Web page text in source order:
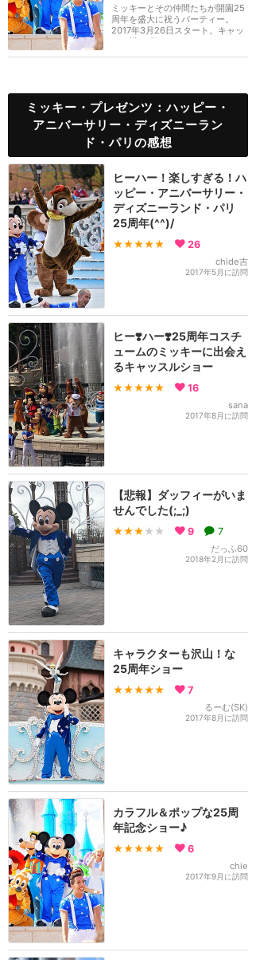
ミッキーとその仲間たちが開園25
周年を盛大に祝うパーティー。
2017年3月26日スタート。キャッ
スル横の「Royal Cast...
ミッキー・プレゼンツ：ハッピー・
アニバーサリー・ディズニーラン
ド・パリの感想
ヒーハー！楽しすぎる！ハ
ッピー・アニバーサリー・
ディズニーランド・パリ
25周年(^^)/
★★★★★ 26
chide吉
2017年5月に訪問
ヒー❣️ハー❣️25周年コスチ
ュームのミッキーに出会え
るキャッスルショー
★★★★★ 16
sana
2017年8月に訪問
【悲報】ダッフィーがいま
せんでした(;_;)
★★★ ★★ 9 7
だっふ60
2018年2月に訪問
キャラクターも沢山！な
25周年ショー
★★★★★ 7
るーむ(SK)
2017年8月に訪問
カラフル＆ポップな25周
年記念ショー♪
★★★★★ 6
chie
2017年9月に訪問